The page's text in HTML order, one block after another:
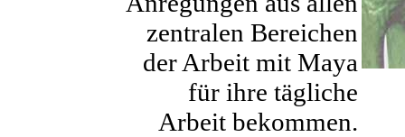
zentralen Bereichen
der Arbeit mit Maya
für ihre tägliche
Arbeit bekommen.